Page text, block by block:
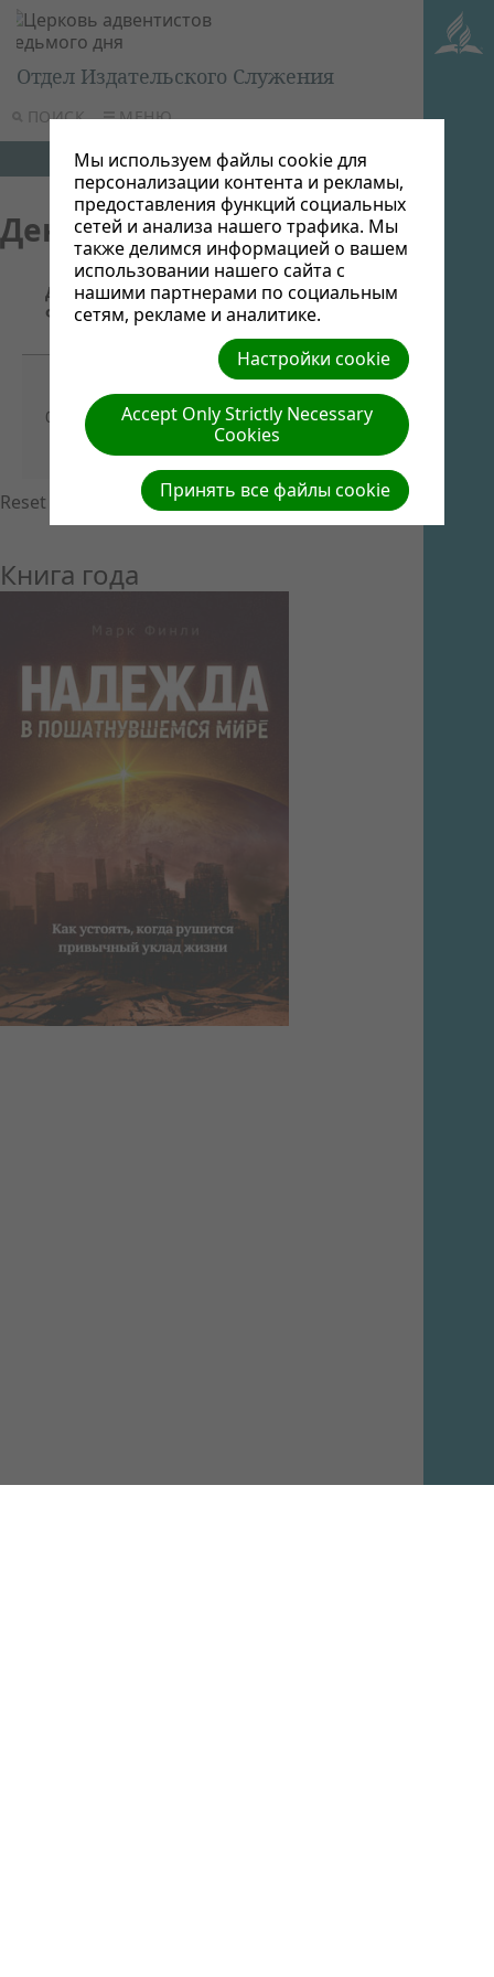
ПОИСК МЕНЮ
Отдел Издательского Служения
День влияния
Дата
файла
Название/
Ссылка для
скачивания
Описание
03/27/2023
15 апреля -
День
влияния и
надежды
Пакет
материалов
Reset to default order
Книга года
Мы используем файлы cookie для
персонализации контента и рекламы,
предоставления функций социальных
сетей и анализа нашего трафика. Мы
также делимся информацией о вашем
использовании нашего сайта с
нашими партнерами по социальным
сетям, рекламе и аналитике.
Настройки cookie
Accept Only Strictly Necessary
Cookies
Принять все файлы cookie